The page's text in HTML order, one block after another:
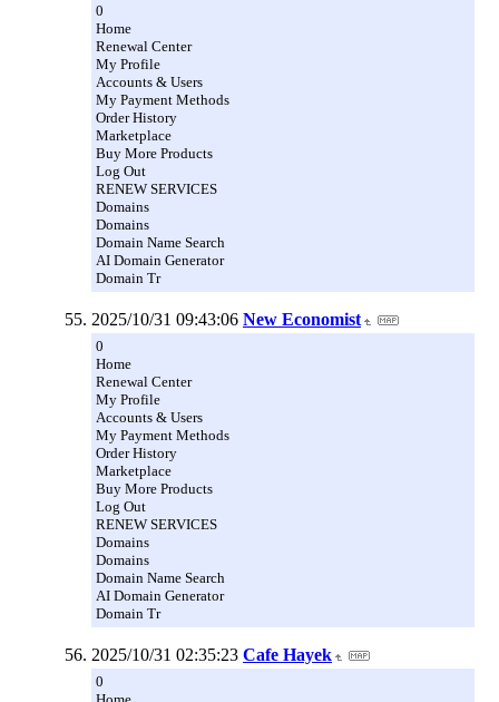
0
Home
Renewal Center
My Profile
Accounts & Users
My Payment Methods
Order History
Marketplace
Buy More Products
Log Out
RENEW SERVICES
Domains
Domains
Domain Name Search
AI Domain Generator
Domain Tr
2025/10/31 09:43:06 New Economist
0
Home
Renewal Center
My Profile
Accounts & Users
My Payment Methods
Order History
Marketplace
Buy More Products
Log Out
RENEW SERVICES
Domains
Domains
Domain Name Search
AI Domain Generator
Domain Tr
2025/10/31 02:35:23 Cafe Hayek
0